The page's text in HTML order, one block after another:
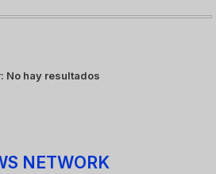
No hay resultados
NETWORK